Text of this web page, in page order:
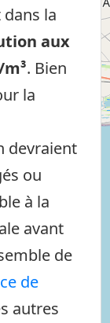
la
aux
. Bien
la
devraient
ou
à la
avant
de
de
autres